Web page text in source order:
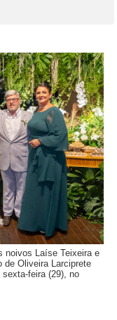
noivos Laíse Teixeira e
de Oliveira Larciprete
feira (29), no